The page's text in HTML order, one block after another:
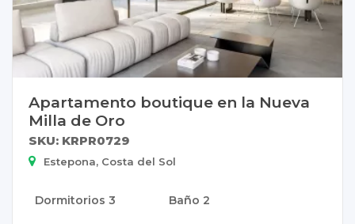
Apartamento boutique en la Nueva
Milla de Oro
SKU: KRPR0729
Estepona, Costa del Sol
Dormitorios 3 Baño 2